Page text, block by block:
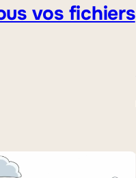
vos fichiers